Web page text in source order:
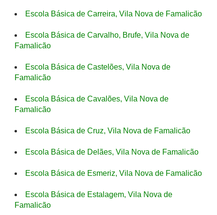
Escola Básica de Carreira, Vila Nova de Famalicão
Escola Básica de Carvalho, Brufe, Vila Nova de
Famalicão
Escola Básica de Castelões, Vila Nova de
Famalicão
Escola Básica de Cavalões, Vila Nova de
Famalicão
Escola Básica de Cruz, Vila Nova de Famalicão
Escola Básica de Delães, Vila Nova de Famalicão
Escola Básica de Esmeriz, Vila Nova de Famalicão
Escola Básica de Estalagem, Vila Nova de
Famalicão